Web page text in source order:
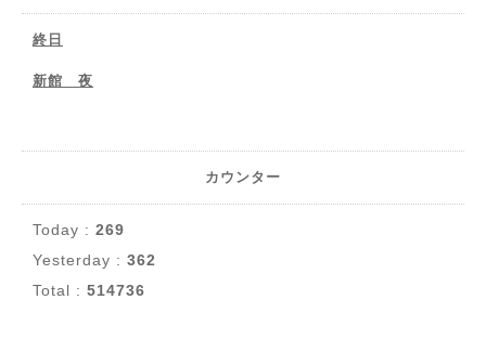
終日
新館 夜
カウンター
Today : 269
Yesterday : 362
Total : 514736